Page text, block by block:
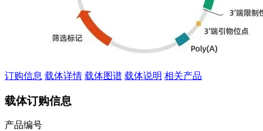
订购信息 载体详情 载体图谱 载体说明 相关产品
载体订购信息
产品编号